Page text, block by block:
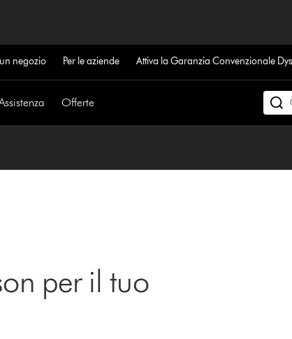
negozio Per le aziende Attiva la Garanzia Convenzionale
Offerte
per il tuo